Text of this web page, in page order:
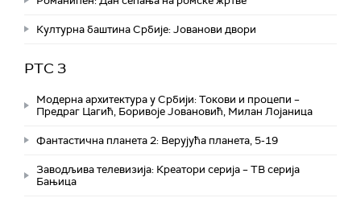
Културна баштина Србије: Јованови двори
РТС 3
Модерна архитектура у Србији: Токови и процепи –
Предраг Цагић, Боривоје Јовановић, Милан Лојаница
Фантастична планета 2: Верујућа планета, 5-19
Заводљива телевизија: Креатори серија – ТВ серија
Бањица